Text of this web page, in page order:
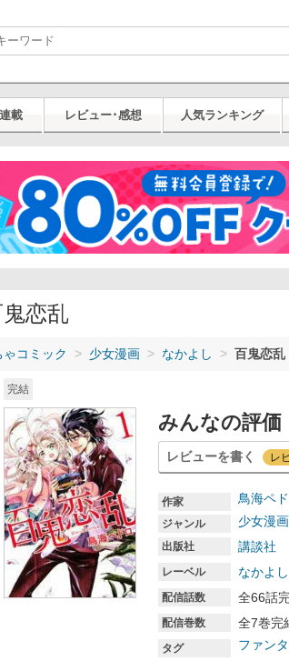
載 レビュー･感想 人気ランキング
恋乱
ゃコミック 少女漫画 なかよし 百鬼恋乱
完結
みんなの評価
レビューを書く レ
作家 鳥海ペ
ジャンル 少女漫画
出版社 講談社
レーベル なかよし
配信話数 全66話
配信巻数 全7巻完
タグ ファン